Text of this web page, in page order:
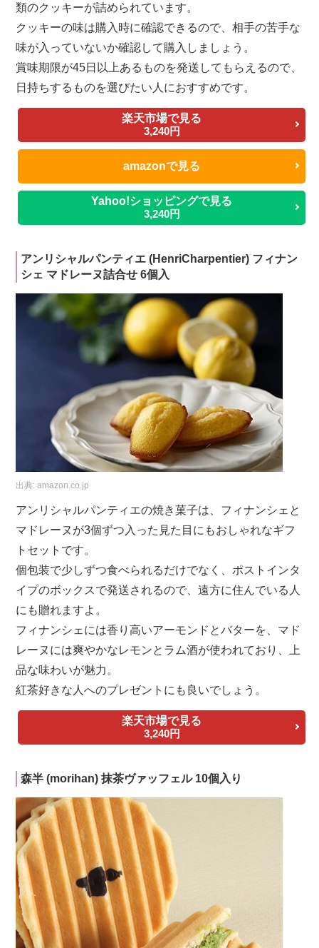
類のクッキーが詰められています。
クッキーの味は購入時に確認できるので、相手の苦手な
味が入っていないか確認して購入しましょう。
賞味期限が45日以上あるものを発送してもらえるので、
日持ちするものを選びたい人におすすめです。
楽天市場で見る
3,240円
amazonで見る
Yahoo!ショッピングで見る
3,240円
アンリシャルパンティエ (HenriCharpentier) フィナン
シェ マドレーヌ詰合せ 6個入
出典:amazon.co.jp
アンリシャルパンティエの焼き菓子は、フィナンシェと
マドレーヌが3個ずつ入った見た目にもおしゃれなギフ
トセットです。
個包装で少しずつ食べられるだけでなく、ポストインタ
イプのボックスで発送されるので、遠方に住んでいる人
にも贈れますよ。
フィナンシェには香り高いアーモンドとバターを、マド
レーヌには爽やかなレモンとラム酒が使われており、上
品な味わいが魅力。
紅茶好きな人へのプレゼントにも良いでしょう。
楽天市場で見る
3,240円
森半 (morihan) 抹茶ヴァッフェル 10個入り